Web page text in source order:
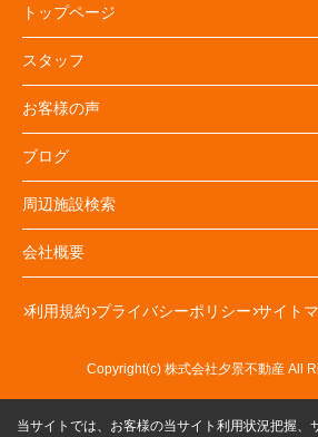
トップページ
スタッフ
お客様の声
ブログ
周辺施設検索
会社概要
利用規約 プライバシーポリシー サイト
Copyright(c) 株式会社夕景不動産 All
当サイトでは、お客様の当サイト利用状況把握、